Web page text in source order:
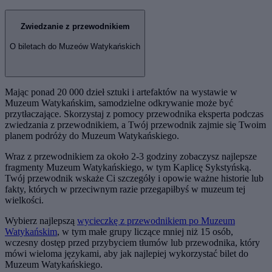
Zwiedzanie z przewodnikiem
O biletach do Muzeów Watykańskich
Mając ponad 20 000 dzieł sztuki i artefaktów na wystawie w
Muzeum Watykańskim, samodzielne odkrywanie może być
przytłaczające. Skorzystaj z pomocy przewodnika eksperta podczas
zwiedzania z przewodnikiem, a Twój przewodnik zajmie się Twoim
planem podróży do Muzeum Watykańskiego.
Wraz z przewodnikiem za około 2-3 godziny zobaczysz najlepsze
fragmenty Muzeum Watykańskiego, w tym Kaplicę Sykstyńską.
Twój przewodnik wskaże Ci szczegóły i opowie ważne historie lub
fakty, których w przeciwnym razie przegapiłbyś w muzeum tej
wielkości.
Wybierz najlepszą wycieczkę z przewodnikiem po Muzeum
Watykańskim, w tym małe grupy liczące mniej niż 15 osób,
wczesny dostęp przed przybyciem tłumów lub przewodnika, który
mówi wieloma językami, aby jak najlepiej wykorzystać bilet do
Muzeum Watykańskiego.